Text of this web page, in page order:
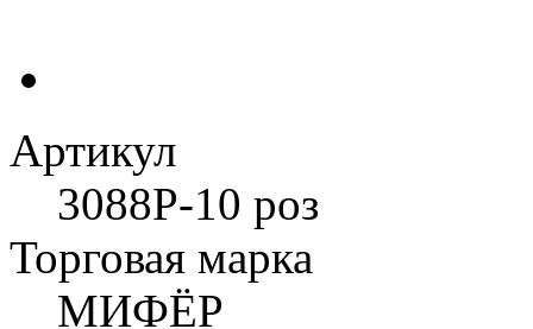
Артикул
3088P-10 роз
Торговая марка
МИФЁР